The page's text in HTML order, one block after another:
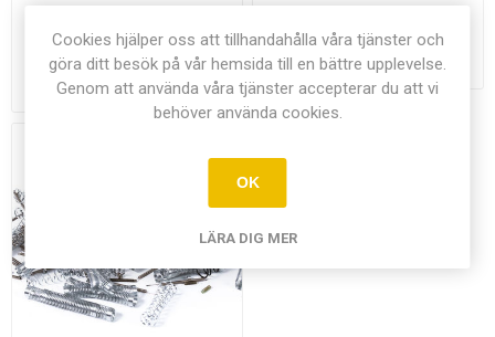
Från 54,00 kr exkl
moms
305,00 kr exkl moms
Cookies hjälper oss att tillhandahålla våra tjänster och
göra ditt besök på vår hemsida till en bättre upplevelse.
Genom att använda våra tjänster accepterar du att vi
behöver använda cookies.
OK
LÄRA DIG MER